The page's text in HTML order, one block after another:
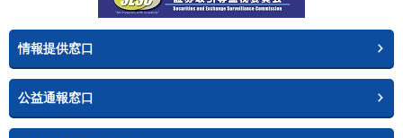
情報提供窓口
公益通報窓口